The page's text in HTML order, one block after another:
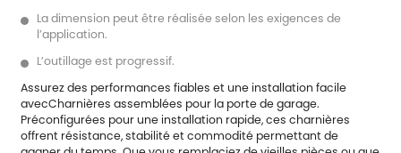
La dimension peut être réalisée selon les exigences de
l’application.
L’outillage est progressif.
Assurez des performances fiables et une installation facile
avecCharnières assemblées pour la porte de garage.
Préconfigurées pour une installation rapide, ces charnières
offrent résistance, stabilité et commodité permettant de